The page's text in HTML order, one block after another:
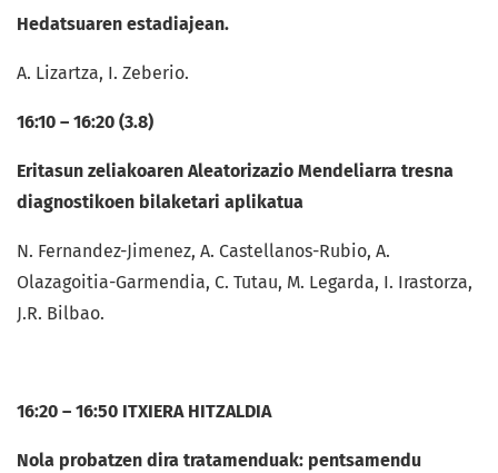
Hedatsuaren estadiajean.
A. Lizartza, I. Zeberio.
16:10 – 16:20 (3.8)
Eritasun zeliakoaren Aleatorizazio Mendeliarra tresna
diagnostikoen bilaketari aplikatua
N. Fernandez-Jimenez, A. Castellanos-Rubio, A.
Olazagoitia-Garmendia, C. Tutau, M. Legarda, I. Irastorza,
J.R. Bilbao.
16:20 – 16:50 ITXIERA HITZALDIA
Nola probatzen dira tratamenduak: pentsamendu